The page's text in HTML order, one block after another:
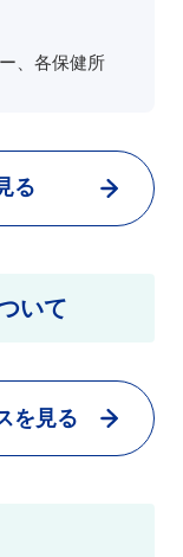
、各保健所
る
いて
を見る